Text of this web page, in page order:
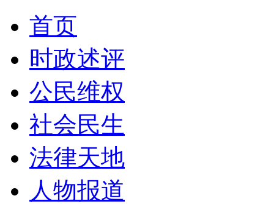
首页
时政述评
公民维权
社会民生
法律天地
人物报道